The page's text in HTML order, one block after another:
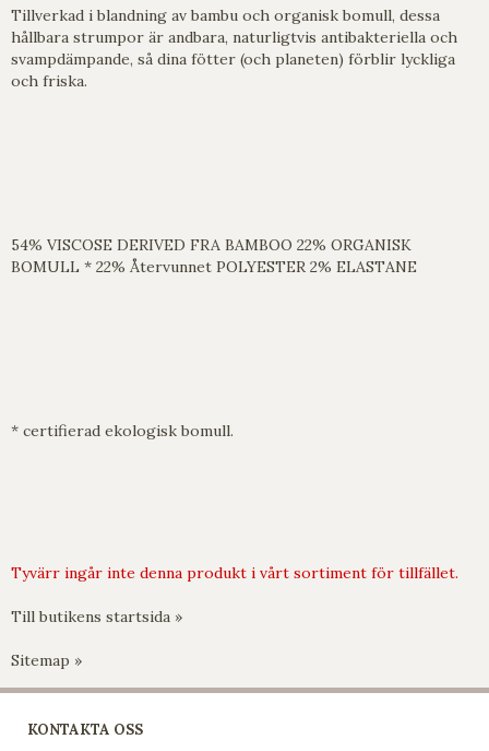
Tillverkad i blandning av bambu och organisk bomull, dessa
hållbara strumpor är andbara, naturligtvis antibakteriella och
svampdämpande, så dina fötter (och planeten) förblir lyckliga
och friska.
54% VISCOSE DERIVED FRA BAMBOO 22% ORGANISK
BOMULL * 22% Återvunnet POLYESTER 2% ELASTANE
* certifierad ekologisk bomull.
Tyvärr ingår inte denna produkt i vårt sortiment för tillfället.
Till butikens startsida »
Sitemap »
KONTAKTA OSS